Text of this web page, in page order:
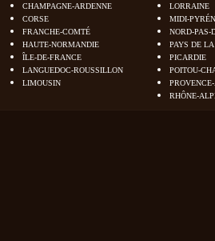
CHAMPAGNE-ARDENNE
CORSE
FRANCHE-COMTÉ
HAUTE-NORMANDIE
ÎLE-DE-FRANCE
LANGUEDOC-ROUSSILLON
LIMOUSIN
LORRAINE
MIDI-
NORD-PAS-
PAYS DE
PICARDIE
POITOU-
RHÔNE-